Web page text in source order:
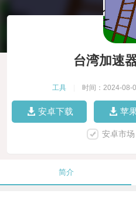
台湾加速
工具 时间：2024-08-
安卓下载 苹
安卓市
简介